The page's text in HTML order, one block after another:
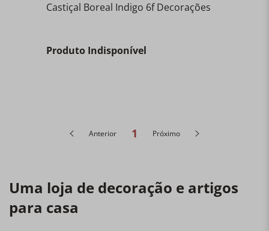
Castiçal Boreal Indigo 6f Decorações
Produto Indisponível
Anterior 1 Próximo
Uma loja de decoração e artigos
para casa